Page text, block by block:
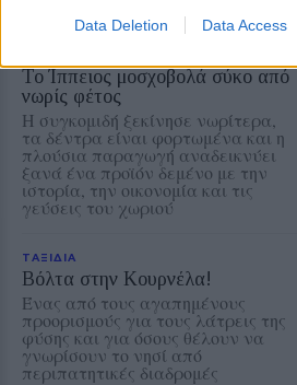
Data Deletion Data Access
Το Ίππειος μοσχοβολά σύκο από
νωρίς φέτος
Η συγκομιδή ξεκίνησε νωρίτερα,
τα δέντρα είναι φορτωμένα και η
πλούσια παραγωγή αναδεικνύει
ξανά ένα προϊόν δεμένο με την
ιστορία, την οικονομία και τις
γεύσεις του χωριού
ΤΑΞΙΔΙΑ
Βόλτα στην Κουρνέλα!
Ένας από τους αγαπημένους
προορισμούς για τους λάτρεις της
φύσης και για όσους θέλουν να
γνωρίσουν το νησί από
περιπατητικές διαδρομές